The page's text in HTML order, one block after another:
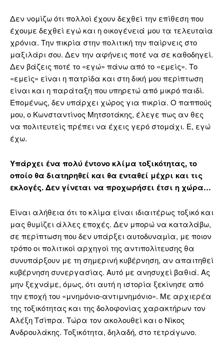
Δεν νομίζω ότι πολλοί έχουν δεχθεί την επίθεση που
έχουμε δεχθεί εγώ και η οικογένειά μου τα τελευταία
χρόνια. Την πικρία στην πολιτική την παίρνεις στο
μαξιλάρι σου. Δεν την αφήνεις ποτέ να σε καθοδηγεί.
Δεν βάζεις ποτέ το «εγώ» πάνω από το «εμείς». Το
«εμείς» είναι η πατρίδα και στη δική μου περίπτωση
είναι και η παράταξη που υπηρετώ από μικρό παιδί.
Επομένως, δεν υπάρχει χώρος για πικρία. Ο παππούς
μου, ο Κωνσταντίνος Μητσοτάκης, έλεγε πως αν θες
να πολιτευτείς πρέπει να έχεις γερό στομάχι. Ε, εγώ
έχω.
Υπάρχει ένα πολύ έντονο κλίμα τοξικότητας, το
οποίο θα διατηρηθεί και θα ενταθεί μέχρι και τις
εκλογές. Δεν γίνεται να προχωρήσει έτσι η χώρα…
Είναι αλήθεια ότι το κλίμα είναι ιδιαιτέρως τοξικό και
μας θυμίζει άλλες εποχές. Δεν μπορώ να καταλάβω,
σε περίπτωση που δεν υπάρξει αυτοδυναμία, με ποιον
τρόπο οι πολιτικοί αρχηγοί της αντιπολίτευσης θα
συνυπάρξουν με τη σημερινή κυβέρνηση, αν απαιτηθεί
κυβέρνηση συνεργασίας. Αυτό με ανησυχεί βαθιά. Ας
μην ξεχνάμε, όμως, ότι αυτή η ιστορία ξεκίνησε από
την εποχή του «μνημόνιο-αντιμνημόνιο». Με αρχιερέα
της τοξικότητας και της δολοφονίας χαρακτήρων τον
Αλέξη Τσίπρα. Τώρα τον ακολουθεί και ο Νίκος
Ανδρουλάκης. Τοξικότητα, δηλαδή, στο τετράγωνο.